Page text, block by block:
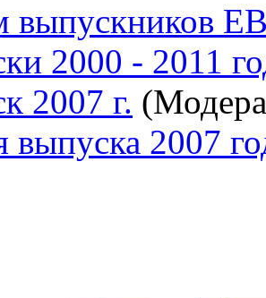
выпускников
2000 - 2011
2007 г.
2007